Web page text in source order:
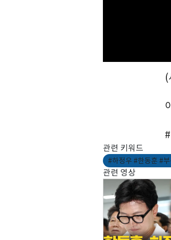
(
관련 키워드
#하정우 #한동훈 #
관련 영상